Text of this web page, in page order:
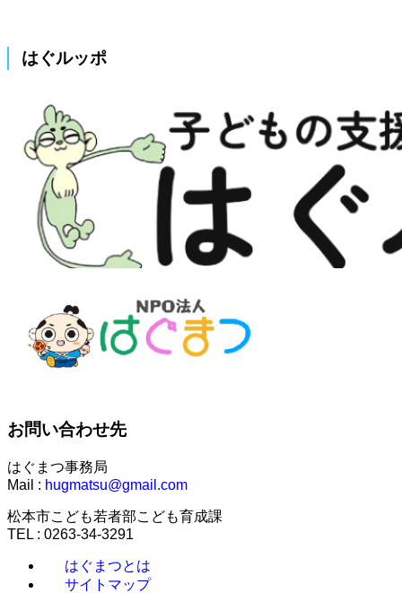
はぐルッポ
お問い合わせ先
はぐまつ事務局
Mail : hugmatsu@gmail.com
松本市こども若者部こども育成課
TEL : 0263-34-3291
はぐまつとは
サイトマップ